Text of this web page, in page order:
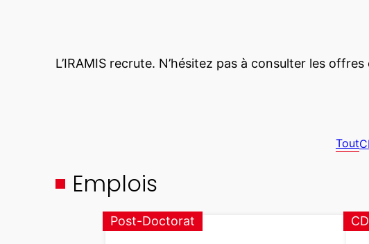
L’IRAMIS recrute. N’hésitez pas à consulter les
Tout
Emplois
Post-Doctorat